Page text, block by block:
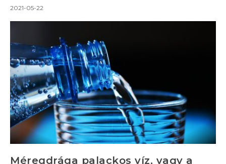
2021-05-22
Méregdrága palackos víz, vagy a